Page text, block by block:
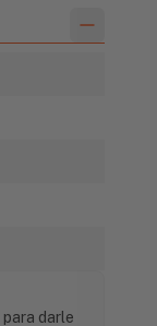
para darle